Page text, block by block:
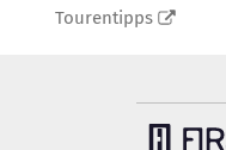
Tourentipps